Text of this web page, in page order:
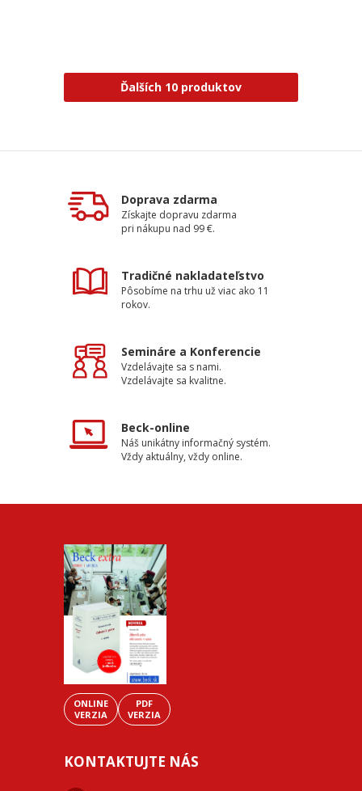
Ďalších 10 produktov
Doprava zdarma
Získajte dopravu zdarma
pri nákupu nad 99 €.
Tradičné nakladateľstvo
Pôsobíme na trhu už viac ako 11
rokov.
Semináre a Konferencie
Vzdelávajte sa s nami.
Vzdelávajte sa kvalitne.
Beck-online
Náš unikátny informačný systém.
Vždy aktuálny, vždy online.
ONLINE
VERZIA
PDF
VERZIA
KONTAKTUJTE NÁS